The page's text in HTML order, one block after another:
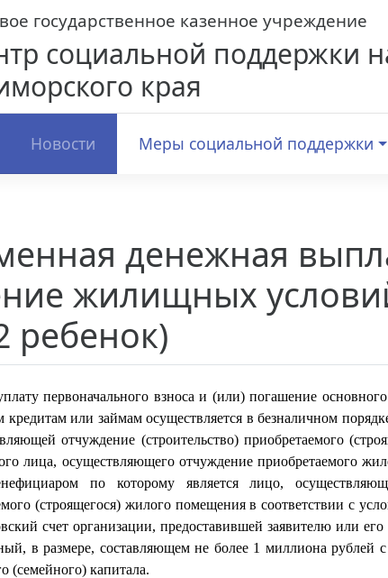
государственное казенное учреждение
социальной поддержки
края
Новости Меры социальной поддержки
денежная
жилищных
ребенок)
первоначального взноса и (или) погашение
или займам осуществляется в безналичном
отчуждение (строительство) приобретаемого
лица, осуществляющего отчуждение приобретаемого
по которому является лицо,
(строящегося) жилого помещения в соответствии с
счет организации, предоставившей заявителю или его
в размере, составляющем не более 1 миллиона рублей с
(семейного) капитала.